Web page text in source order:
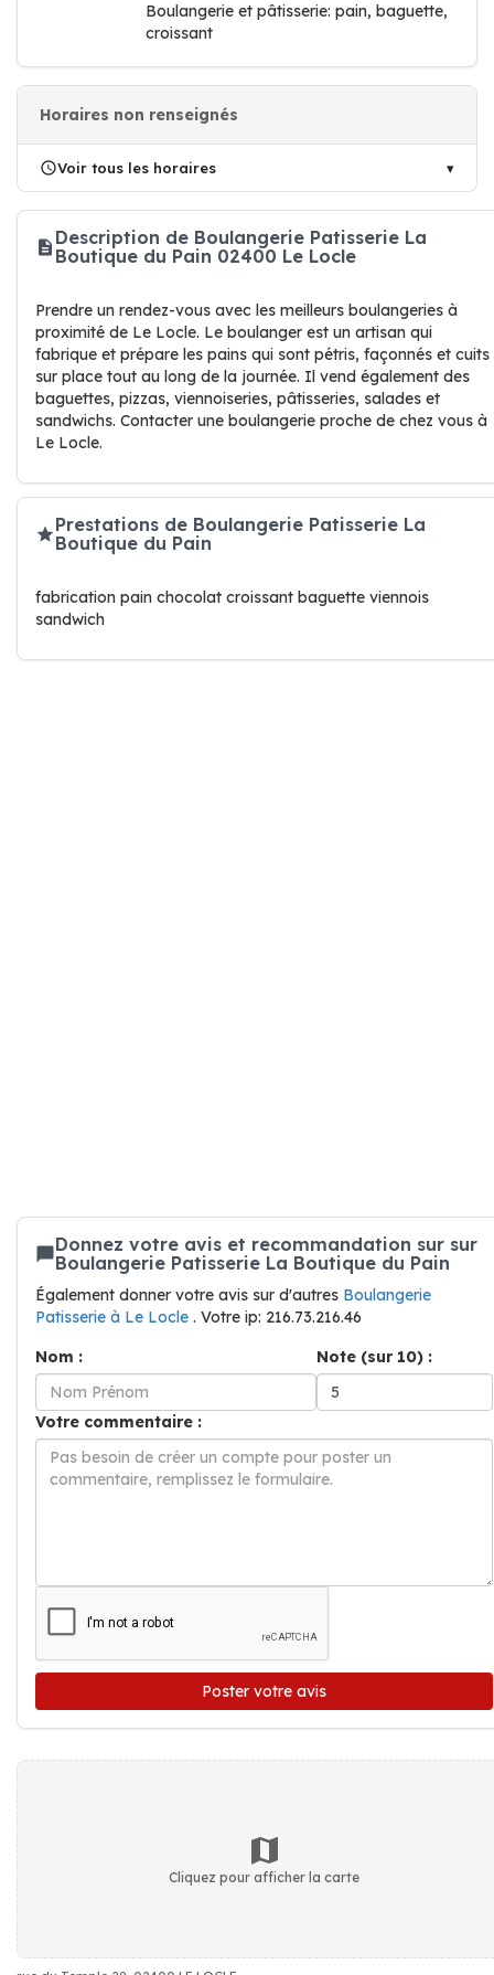
Boulangerie et pâtisserie: pain, baguette,
croissant
Horaires non renseignés
Voir tous les horaires
Description de Boulangerie Patisserie La
Boutique du Pain 02400 Le Locle
Prendre un rendez-vous avec les meilleurs boulangeries à
proximité de Le Locle. Le boulanger est un artisan qui
fabrique et prépare les pains qui sont pétris, façonnés et cuits
sur place tout au long de la journée. Il vend également des
baguettes, pizzas, viennoiseries, pâtisseries, salades et
sandwichs. Contacter une boulangerie proche de chez vous à
Le Locle.
Prestations de Boulangerie Patisserie La
Boutique du Pain
fabrication pain chocolat croissant baguette viennois
sandwich
Donnez votre avis et recommandation sur sur
Boulangerie Patisserie La Boutique du Pain
Également donner votre avis sur d'autres Boulangerie
Patisserie à Le Locle . Votre ip: 216.73.216.46
Nom :
Note (sur 10) :
Votre commentaire :
Poster votre avis
Cliquez pour afficher la carte